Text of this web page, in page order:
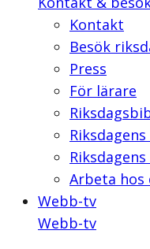
Kontakt
Besök
Press
För lärare
Arbeta hos
Webb-tv
Webb-tv